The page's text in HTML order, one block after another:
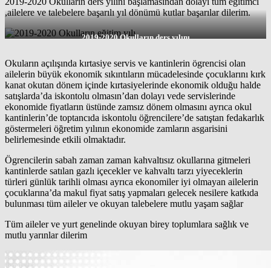
,ailelere ve talebelere başarılı yıl dönümü kutlar başarılar dilerim.
2019-2020 Okulların ders yılını
Okuların açılışında kırtasiye servis ve kantinlerin ögrencisi olan
ailelerin büyük ekonomik sıkıntıların mücadelesinde çocuklarını kırk
kanat okutan dönem içinde kırtasiyelerinde ekonomik olduğu halde
satışlarda’da iskontolu olmasın’dan dolayı vede servislerinde
ekonomide fiyatların üstünde zamsız dönem olmasını ayrıca okul
kantinlerin’de toptancıda iskontolu öğrencilere’de satıştan fedakarlık
göstermeleri öğretim yılının ekonomide zamların asgarisini
belirlemesinde etkili olmaktadır.
Ögrencilerin sabah zaman zaman kahvaltısız okullarına gitmeleri
kantinlerde satılan gazlı içecekler ve kahvaltı tarzı yiyeceklerin
türleri günlük tarihli olması ayrıca ekonomiler iyi olmayan ailelerin
çocuklarına’da makul fiyat satış yapmaları gelecek nesilere katkıda
bulunması tüm aileler ve okuyan talebelere mutlu yaşam sağlar
Tüm aileler ve yurt genelinde okuyan birey toplumlara sağlık ve
mutlu yarınlar dilerim